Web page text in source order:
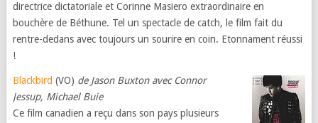
directrice dictatoriale et Corinne Masiero extraordinaire en
bouchère de Béthune. Tel un spectacle de catch, le film fait du
rentre-dedans avec toujours un sourire en coin. Etonnament réussi
!
Blackbird (VO) de Jason Buxton avec Connor
Jessup, Michael Buie
Ce film canadien a reçu dans son pays plusieurs